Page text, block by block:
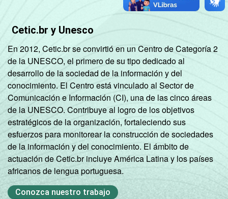
Cetic.br y Unesco
En 2012, Cetic.br se convirtió en un Centro de Categoría 2
de la UNESCO, el primero de su tipo dedicado al
desarrollo de la sociedad de la información y del
conocimiento. El Centro está vinculado al Sector de
Comunicación e Información (CI), una de las cinco áreas
de la UNESCO. Contribuye al logro de los objetivos
estratégicos de la organización, fortaleciendo sus
esfuerzos para monitorear la construcción de sociedades
de la información y del conocimiento. El ámbito de
actuación de Cetic.br incluye América Latina y los países
africanos de lengua portuguesa.
Conozca nuestro trabajo